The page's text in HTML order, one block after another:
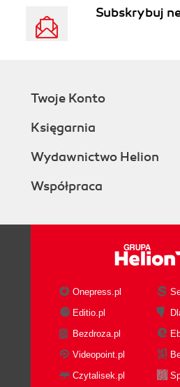
Subskrybuj
Twoje Konto
Księgarnia
Wydawnictwo Helion
Współpraca
Onepress.pl
Editio.pl
Bezdroza.pl
Videopoint.pl
Czytalisek.pl